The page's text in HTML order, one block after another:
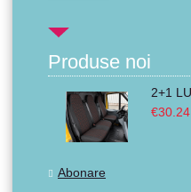
Produse noi
€30.24
Abonare